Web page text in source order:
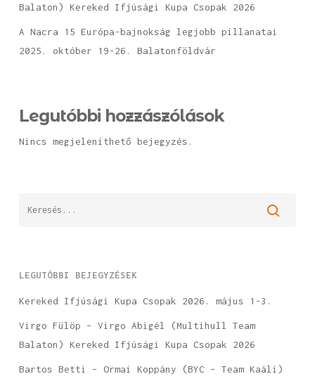
Balaton) Kereked Ifjúsági Kupa Csopak 2026
A Nacra 15 Európa-bajnokság legjobb pillanatai
2025. október 19-26. Balatonföldvár
Legutóbbi hozzászólások
Nincs megjeleníthető bejegyzés.
LEGUTÓBBI BEJEGYZÉSEK
Kereked Ifjúsági Kupa Csopak 2026. május 1-3.
Virgo Fülöp – Virgo Abigél (Multihull Team
Balaton) Kereked Ifjúsági Kupa Csopak 2026
Bartos Betti – Ormai Koppány (BYC – Team Kaáli)